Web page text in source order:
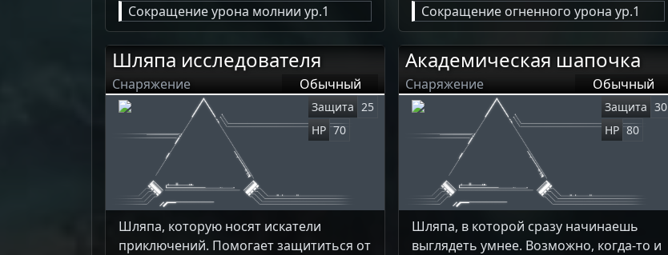
Сокращение урона молнии ур.1
Сокращение огненного урона ур.1
Шляпа исследователя
Снаряжение Обычный
Защита 25
HP 70
Шляпа, которую носят искатели
приключений. Помогает защититься от
Академическая шапочка
Снаряжение Обычный
Защита 30
HP 80
Шляпа, в которой сразу начинаешь
выглядеть умнее. Возможно, когда-то и